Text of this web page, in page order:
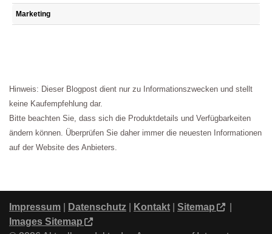
Marketing
Hinweis: Dieser Blogpost dient nur zu Informationszwecken und stellt
keine Kaufempfehlung dar.
Bitte beachten Sie, dass sich die Produktdetails und Verfügbarkeiten
ändern können. Überprüfen Sie daher immer die neuesten Informationen
auf der Website des Anbieters.
Impressum Datenschutz Kontakt Sitemap
Images Sitemap